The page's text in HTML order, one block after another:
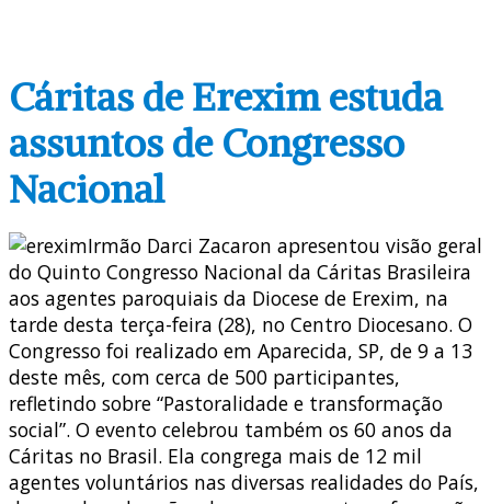
Cáritas de Erexim estuda
assuntos de Congresso
Nacional
Irmão Darci Zacaron apresentou visão geral
do Quinto Congresso Nacional da Cáritas Brasileira
aos agentes paroquiais da Diocese de Erexim, na
tarde desta terça-feira (28), no Centro Diocesano. O
Congresso foi realizado em Aparecida, SP, de 9 a 13
deste mês, com cerca de 500 participantes,
refletindo sobre “Pastoralidade e transformação
social”. O evento celebrou também os 60 anos da
Cáritas no Brasil. Ela congrega mais de 12 mil
agentes voluntários nas diversas realidades do País,